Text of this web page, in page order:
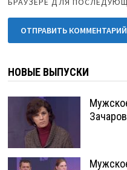
НОВЫЕ ВЫПУСКИ